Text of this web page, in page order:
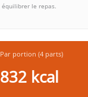
équilibrer le repas.
Par portion (4 parts)
832 kcal